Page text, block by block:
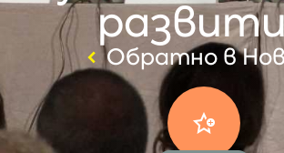
Обратно в